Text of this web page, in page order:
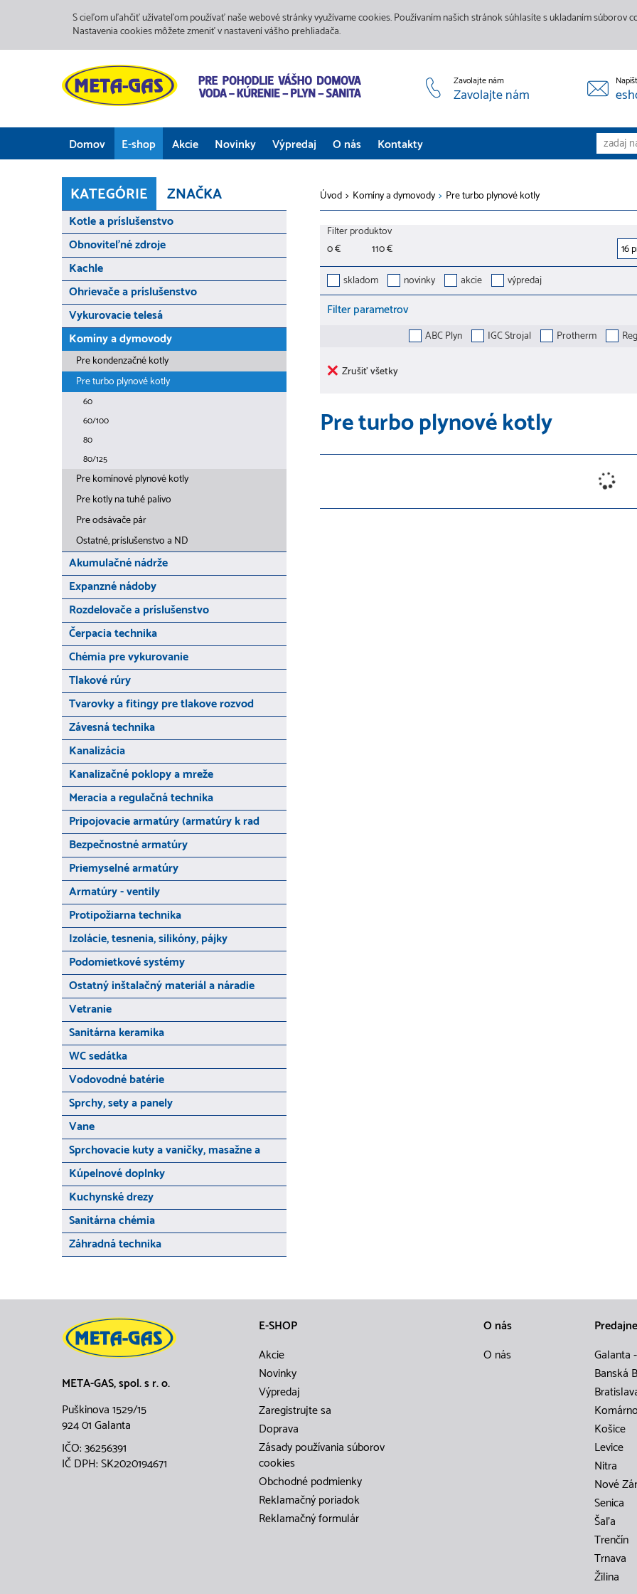
S cieľom uľahčiť užívateľom používať naše webové stránky využívame cookies. Používaním našich stránok súhlasíte s ukladaním súborov
Nastavenia cookies môžete zmeniť v nastavení vášho prehliadača.
Zavolajte nám
Zavolajte nám
Domov E-shop Akcie Novinky Výpredaj O nás
Služby
Predajne
Galéria
Kontakty
KATEGÓRIE ZNAČKA
Kotle a príslušenstvo
Obnoviteľné zdroje
Kachle
Ohrievače a príslušenstvo
Vykurovacie telesá
Komíny a dymovody
Pre kondenzačné kotly
Pre turbo plynové kotly
60
60/100
80
80/125
Pre komínové plynové kotly
Pre kotly na tuhé palivo
Pre odsávače pár
Ostatné, príslušenstvo a ND
Akumulačné nádrže
Expanzné nádoby
Rozdelovače a príslušenstvo
Čerpacia technika
Chémia pre vykurovanie
Tlakové rúry
Tvarovky a fitingy pre tlakove rozvod
Závesná technika
Kanalizácia
Kanalizačné poklopy a mreže
Meracia a regulačná technika
Pripojovacie armatúry (armatúry k rad
Bezpečnostné armatúry
Priemyselné armatúry
Armatúry - ventily
Protipožiarna technika
Izolácie, tesnenia, silikóny, pájky
Podomietkové systémy
Ostatný inštalačný materiál a náradie
Vetranie
Sanitárna keramika
WC sedátka
Vodovodné batérie
Sprchy, sety a panely
Vane
Sprchovacie kuty a vaničky, masažne a
Kúpelnové doplnky
Kuchynské drezy
Sanitárna chémia
Záhradná technika
Úvod > Komíny a dymovody > Pre turbo plynové kotly
Filter produktov
0 €
110 €
skladom
novinky akcie výpredaj
Filter parametrov
ABC Plyn IGC Strojal Protherm
Zrušiť všetky
Pre turbo plynové kotly
META-GAS, spol. s r. o.
Puškinova 1529/15
924 01 Galanta
IČO: 36256391
IČ DPH: SK2020194671
E-SHOP
Akcie
Novinky
Výpredaj
Zaregistrujte sa
Doprava
Zásady používania súborov
cookies
Obchodné podmienky
Reklamačný poriadok
Reklamačný formulár
O nás
O nás
Predajne
Galanta
Banská
Košice
Levice
Nitra
Nové
Senica
Šaľa
Trenčín
Trnava
Žilina